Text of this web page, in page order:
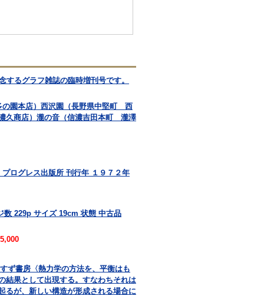
るグラフ雑誌の臨時増刊号です。
園本店）西沢園（長野県中堅町 西
久商店）瀧の音（信濃吉田本町 瀧澤
ログレス出版所 刊行年 １９７２年
229p サイズ 19cm 状態 中古品
ず書房〈熱力学の方法を、平衡はも
果として出現する。すなわちそれは
るが、新しい構造が形成される場合に